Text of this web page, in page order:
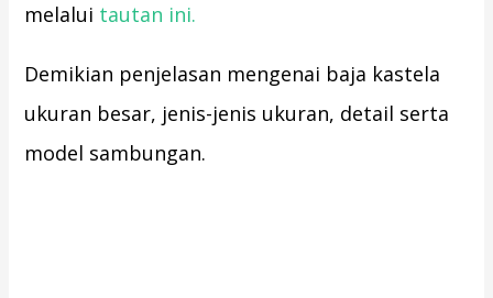
melalui tautan ini.
Demikian penjelasan mengenai baja kastela
ukuran besar, jenis-jenis ukuran, detail serta
model sambungan.